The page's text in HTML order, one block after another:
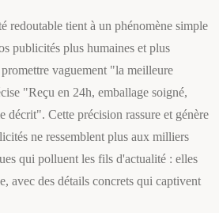
redoutable tient à un phénomène simple
publicités plus humaines et plus
vaguement "la meilleure
"Reçu en 24h, emballage soigné,
décrit". Cette précision rassure et génère
ne ressemblent plus aux milliers
qui polluent les fils d'actualité : elles
avec des détails concrets qui captivent